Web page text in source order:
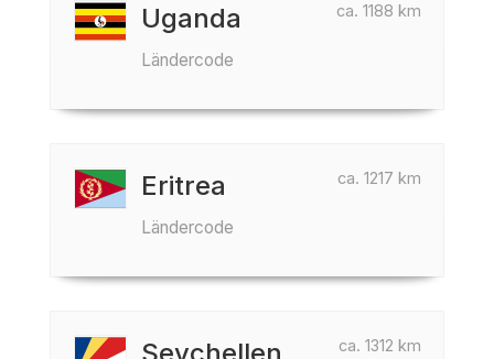
ca. 1188 km
Uganda
Ländercode
ca. 1217 km
Eritrea
Ländercode
ca. 1312 km